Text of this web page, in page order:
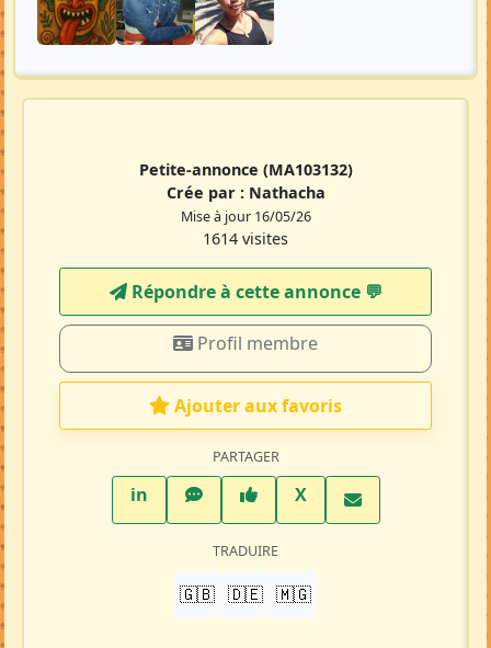
Petite-annonce (MA103132)
Crée par : Nathacha
Mise à jour 16/05/26
1614 visites
Répondre à cette annonce 💬​
Profil membre
Ajouter aux favoris
PARTAGER
inLinkedInWhatsAppFacebook
XTwitter X
TRADUIRE
🇬🇧 🇩🇪 🇲🇬